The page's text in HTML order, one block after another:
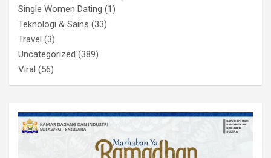
Single Women Dating (1)
Teknologi & Sains (33)
Travel (3)
Uncategorized (389)
Viral (56)